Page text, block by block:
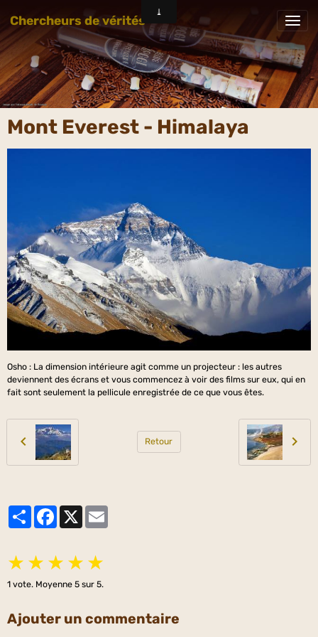
Chercheurs de vérités
Mont Everest - Himalaya
Osho : La dimension intérieure agit comme un projecteur : les autres
deviennent des écrans et vous commencez à voir des films sur eux, qui en
fait sont seulement la pellicule enregistrée de ce que vous êtes.
Retour
PartagerFacebook
X
★ ★ ★ ★ ★
1 vote. Moyenne 5 sur 5.
Ajouter un commentaire